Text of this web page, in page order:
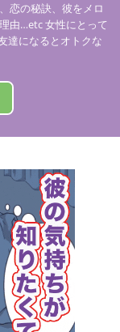
恋の秘訣、彼をメロ
由…etc 女性にとって
達になるとオトクな